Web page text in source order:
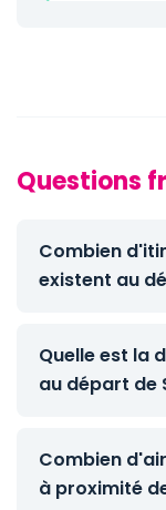
Questions
Combien
existent au
Quelle est la
au départ de
Combien
à proximité